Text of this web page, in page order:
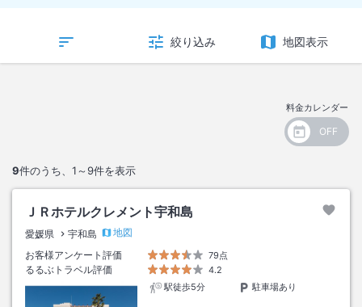
絞り込み 地図表示
料金カレンダー
9件のうち、 1～9件を表示
ＪＲホテルクレメント宇和島
愛媛県 宇和島
地図
お客様アンケート評価
79点
るるぶトラベル評価
4.2
駅徒歩5分
駐車場あり